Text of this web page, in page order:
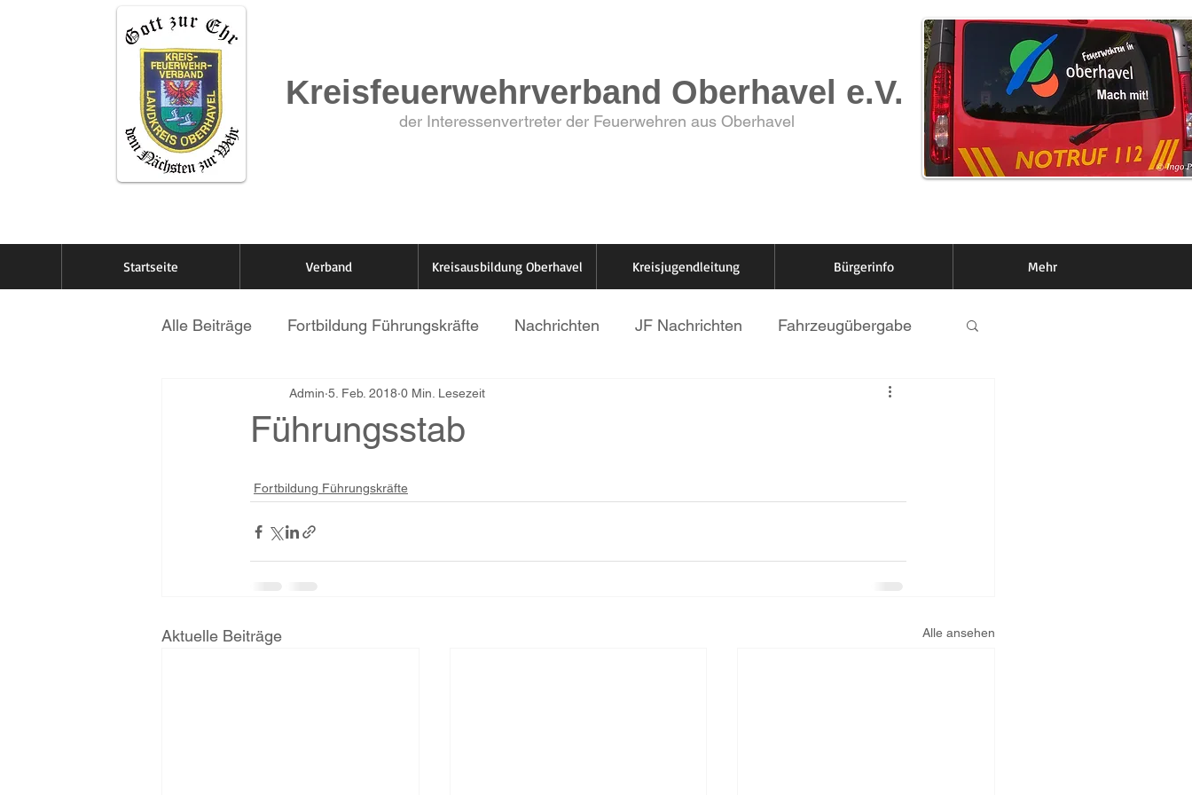
Kreisfeuerwehrverband Oberhavel e.V.
der Interessenvertreter der Feuerwehren aus Oberhavel
Startseite Verband Kreisausbildung Oberhavel Kreisjugendleitung Bürgerinfo Mehr
Alle Beiträge Fortbildung Führungskräfte Nachrichten JF Nachrichten Fahrzeugübergabe
Beetz/Sommerfeld LZ3
Führungsstab
Admin 5. Feb. 2018 0 Min. Lesezeit
Fortbildung Führungskräfte
Aktuelle Beiträge Alle ansehen